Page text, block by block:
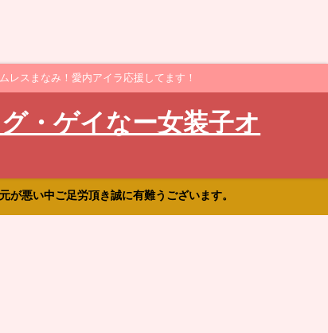
レスまなみ！愛内アイラ応援してます！
・ゲイなー女装子オ
悪い中ご足労頂き誠に有難うございます。